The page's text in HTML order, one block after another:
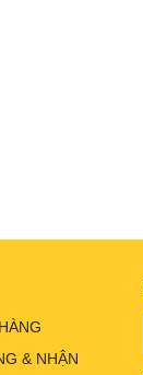
& NHẬN